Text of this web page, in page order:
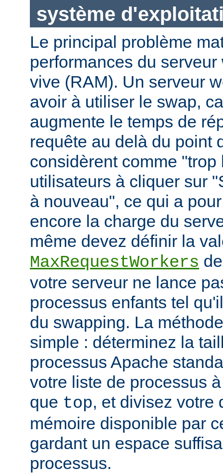
système
Le principal problème
performances du
vive (RAM). Un serveur
avoir à utiliser le swap,
augmente le temps de
requête au delà du point
considèrent comme
utilisateurs à cliquer sur
à nouveau", ce qui a
encore la charge du
même devez définir la
MaxRequestWorkers
votre serveur ne lance
processus enfants tel
du swapping. La
simple : déterminez la
processus Apache
votre liste de processus
que top, et divisez votre
mémoire disponible par
gardant un espace
processus.